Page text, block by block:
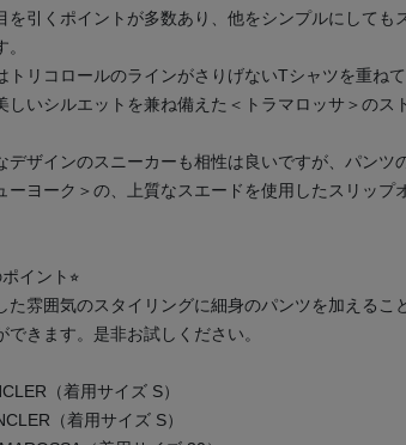
を引くポイントが多数あり、他をシンプルにしても
トリコロールのラインがさりげないTシャツを重ね
しいシルエットを兼ね備えた＜トラマロッサ＞のス
デザインのスニーカーも相性は良いですが、パンツ
ヨーク＞の、上質なスエードを使用したスリップ
イント⭐︎
た雰囲気のスタイリングに細身のパンツを加えるこ
できます。是非お試しください。
（着用サイズ S）
（着用サイズ S）